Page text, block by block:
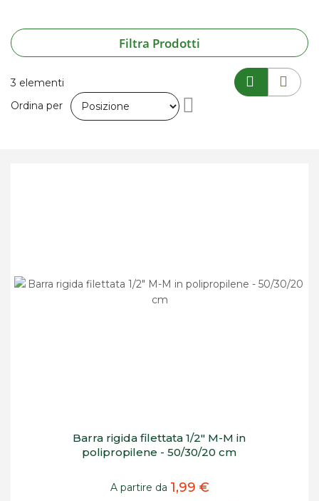
Filtra Prodotti
3 elementi
Ordina per
Barra rigida filettata 1/2" M-M in
polipropilene - 50/30/20 cm
A partire da 1,99 €